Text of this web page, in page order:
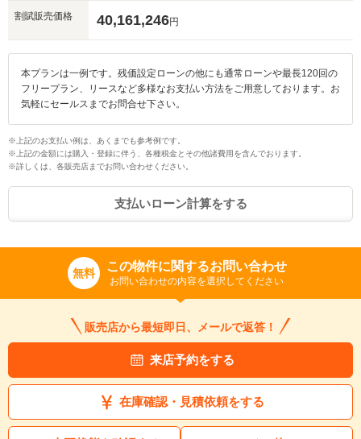
割賦販売価格 40,161,246円
本プランは一例です。残価設定ローンの他にも通常ローンや最長120回の
フリープラン、リースなど多様なお支払い方法をご用意しております。お
気軽にセールスまでお問合せ下さい。
※上記のお支払い例は、あくまでも参考例です。
※上記の金額には購入・登録に伴う、各種税金とその他諸費用を含んでおります。
※詳しくは、各販売店までお問い合わせください。
支払いローン計算をする
無料 この物件に関するお問い合わせ
お問い合わせの内容を選択してください
販売店から最短即日、メールで返答！
来店予約をする
在庫確認・見積依頼をする